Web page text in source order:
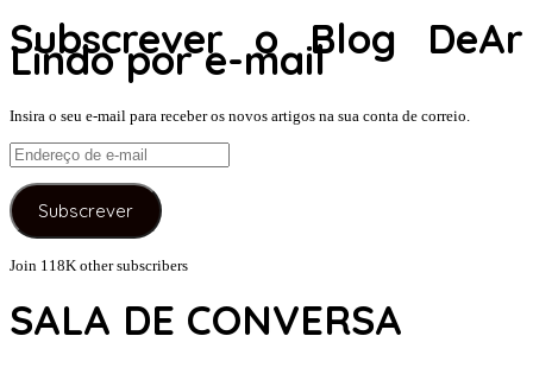
Subscrever o Blog DeAr
Lindo por e-mail
Insira o seu e-mail para receber os novos artigos na sua conta de correio.
Endereço
de
e-
mail
Subscrever
Join 118K other subscribers
SALA DE CONVERSA